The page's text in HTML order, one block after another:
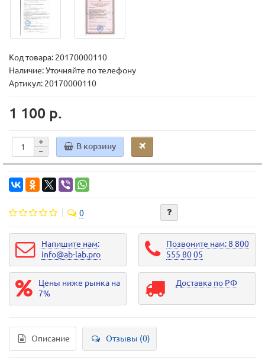
Код товара: 20170000110
Наличие: Уточняйте по телефону
Артикул: 20170000110
1 100 р.
В корзину
0
Напишите нам:
info@ab-lab.pro
Позвоните нам: 8 800
555 80 05
Цены ниже рынка на
7%
Доставка по РФ
Описание Отзывы (0)